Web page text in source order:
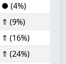
● (4%)
⇑ (9%)
⇑ (16%)
⇑ (24%)